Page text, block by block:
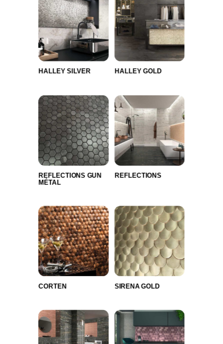
HALLEY SILVER HALLEY GOLD
REFLECTIONS GUN
MÉTAL
REFLECTIONS
CORTEN SIRENA GOLD